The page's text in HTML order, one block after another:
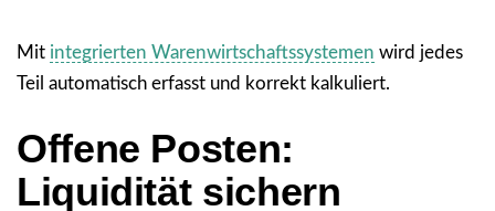
Mit integrierten Warenwirtschaftssystemen wird jedes
Teil automatisch erfasst und korrekt kalkuliert.
Offene Posten:
Liquidität sichern